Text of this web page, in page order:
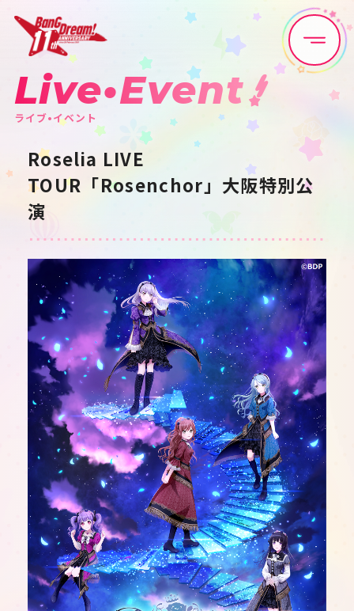
Home News
Live•Event Discography
Artist Anime
Game Media
Schedule About
Goods
Live•Event
ライブ•イベント
Roselia LIVE
TOUR「Rosenchor」大阪特別公
演